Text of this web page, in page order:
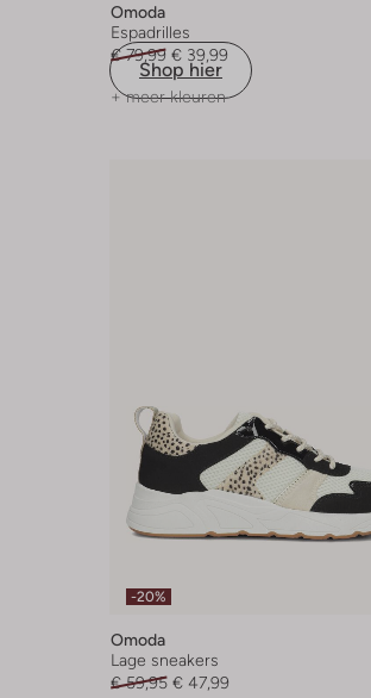
Shop hier
Omoda
Espadrilles
€ 79,99 € 39,99
+ meer kleuren
-20%
Omoda
Lage sneakers
€ 59,95 € 47,99